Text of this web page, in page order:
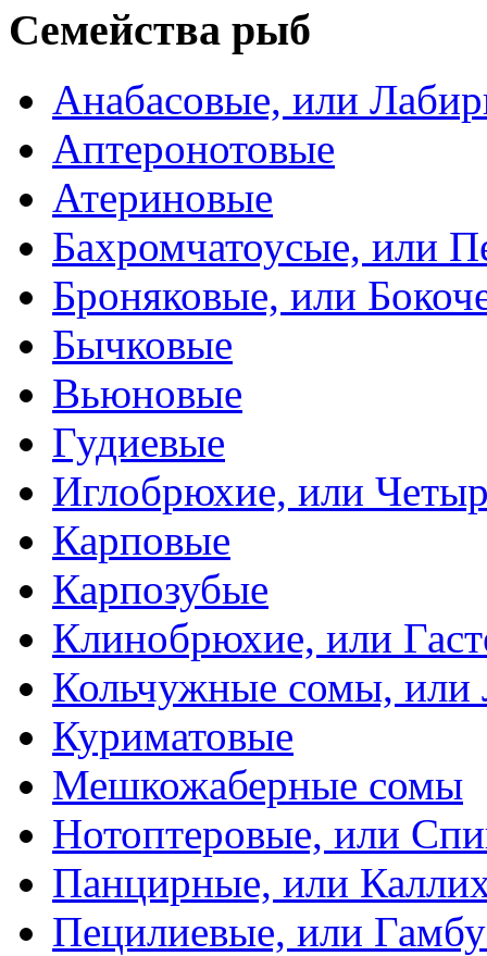
Семейства рыб
Анабасовые, или
Аптеронотовые
Атериновые
Бахромчатоусые, или
Броняковые, или
Бычковые
Вьюновые
Гудиевые
Иглобрюхие, или
Карповые
Карпозубые
Клинобрюхие, или
Кольчужные сомы, или
Куриматовые
Мешкожаберные сомы
Нотоптеровые, или
Панцирные, или
Пецилиевые, или